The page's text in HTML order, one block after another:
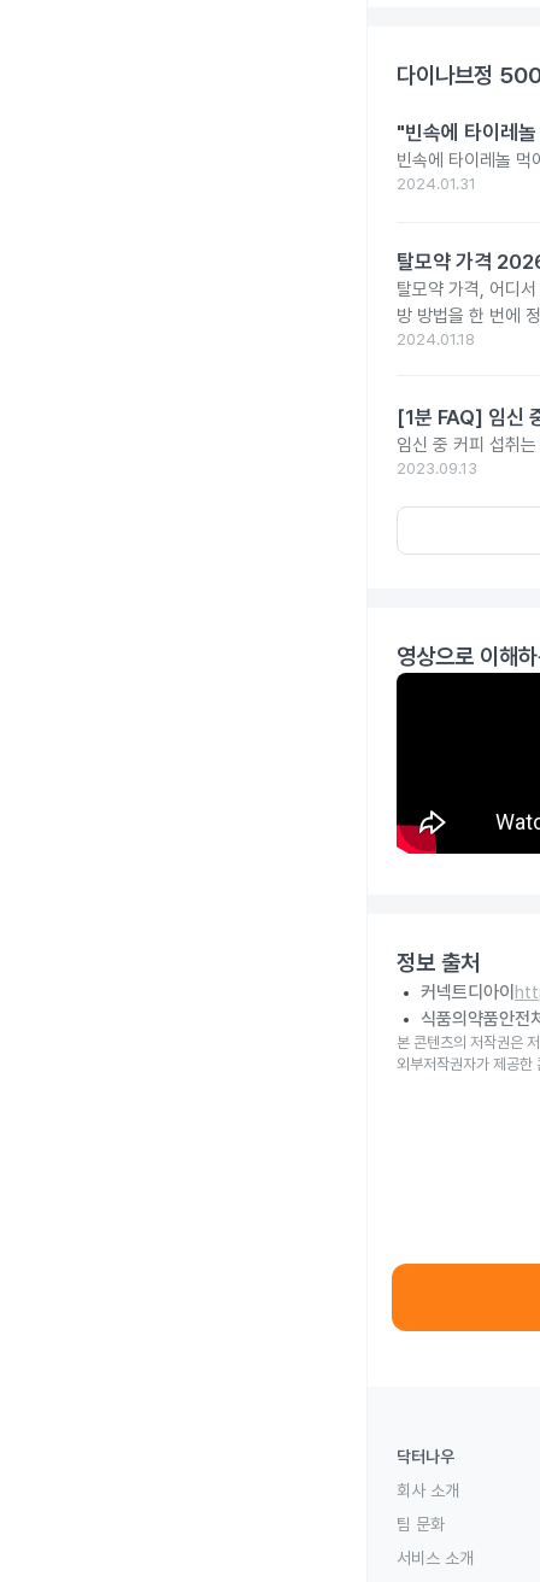
다이나브정
"빈속에 타이레
빈속에 타이레놀 먹
2024.01.31
탈모약 가격
탈모약 가격, 어디
방 방법을 한 번에
2024.01.18
[1분 FAQ] 임신
임신 중 커피 섭취
2023.09.13
영상으로 이해
정보 출처
커넥트디아이
식품의약품안전
본 콘텐츠의 저작권은
외부저작권자가 제공한
닥터나우
회사 소개
팀 문화
서비스 소개